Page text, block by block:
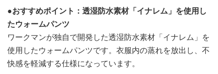
●おすすめポイント：透湿防水素材「イナレム」を使用し
たウォームパンツ
ワークマンが独自で開発した透湿防水素材「イナレム」を
使用したウォームパンツです。衣服内の蒸れを放出し、不
快感を軽減する仕様になっています。